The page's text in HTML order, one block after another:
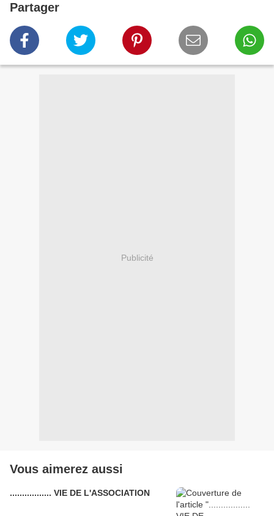
Partager
Publicité
Vous aimerez aussi
................. VIE DE L'ASSOCIATION